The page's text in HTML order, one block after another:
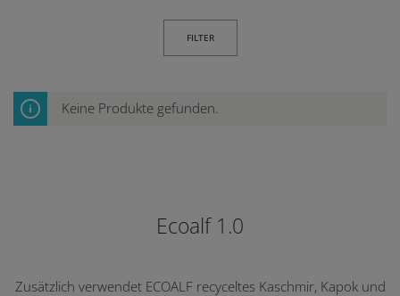
FILTER
Keine Produkte gefunden.
Ecoalf 1.0
Zusätzlich verwendet ECOALF recyceltes Kaschmir, Kapok und